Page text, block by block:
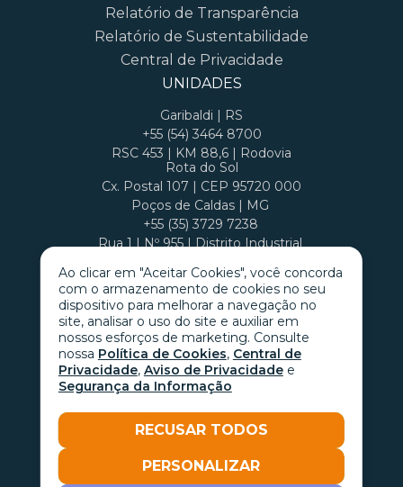
Ao clicar em "Aceitar Cookies", você concorda
com o armazenamento de cookies no seu
dispositivo para melhorar a navegação no
site, analisar o uso do site e auxiliar em
nossos esforços de marketing. Consulte
nossa Política de Cookies, Central de
Privacidade, Aviso de Privacidadee
Segurança da Informação
RECUSAR TODOS
PERSONALIZAR
Relatório de Transparência
Relatório de Sustentabilidade
Central de Privacidade
UNIDADES
Garibaldi | RS
+55 (54) 3464 8700
RSC 453 | KM 88,6 | Rodovia
Rota do Sol
Cx. Postal 107 | CEP 95720 000
Poços de Caldas | MG
+55 (35) 3729 7238
Rua 1 | Nº 955 | Distrito Industrial